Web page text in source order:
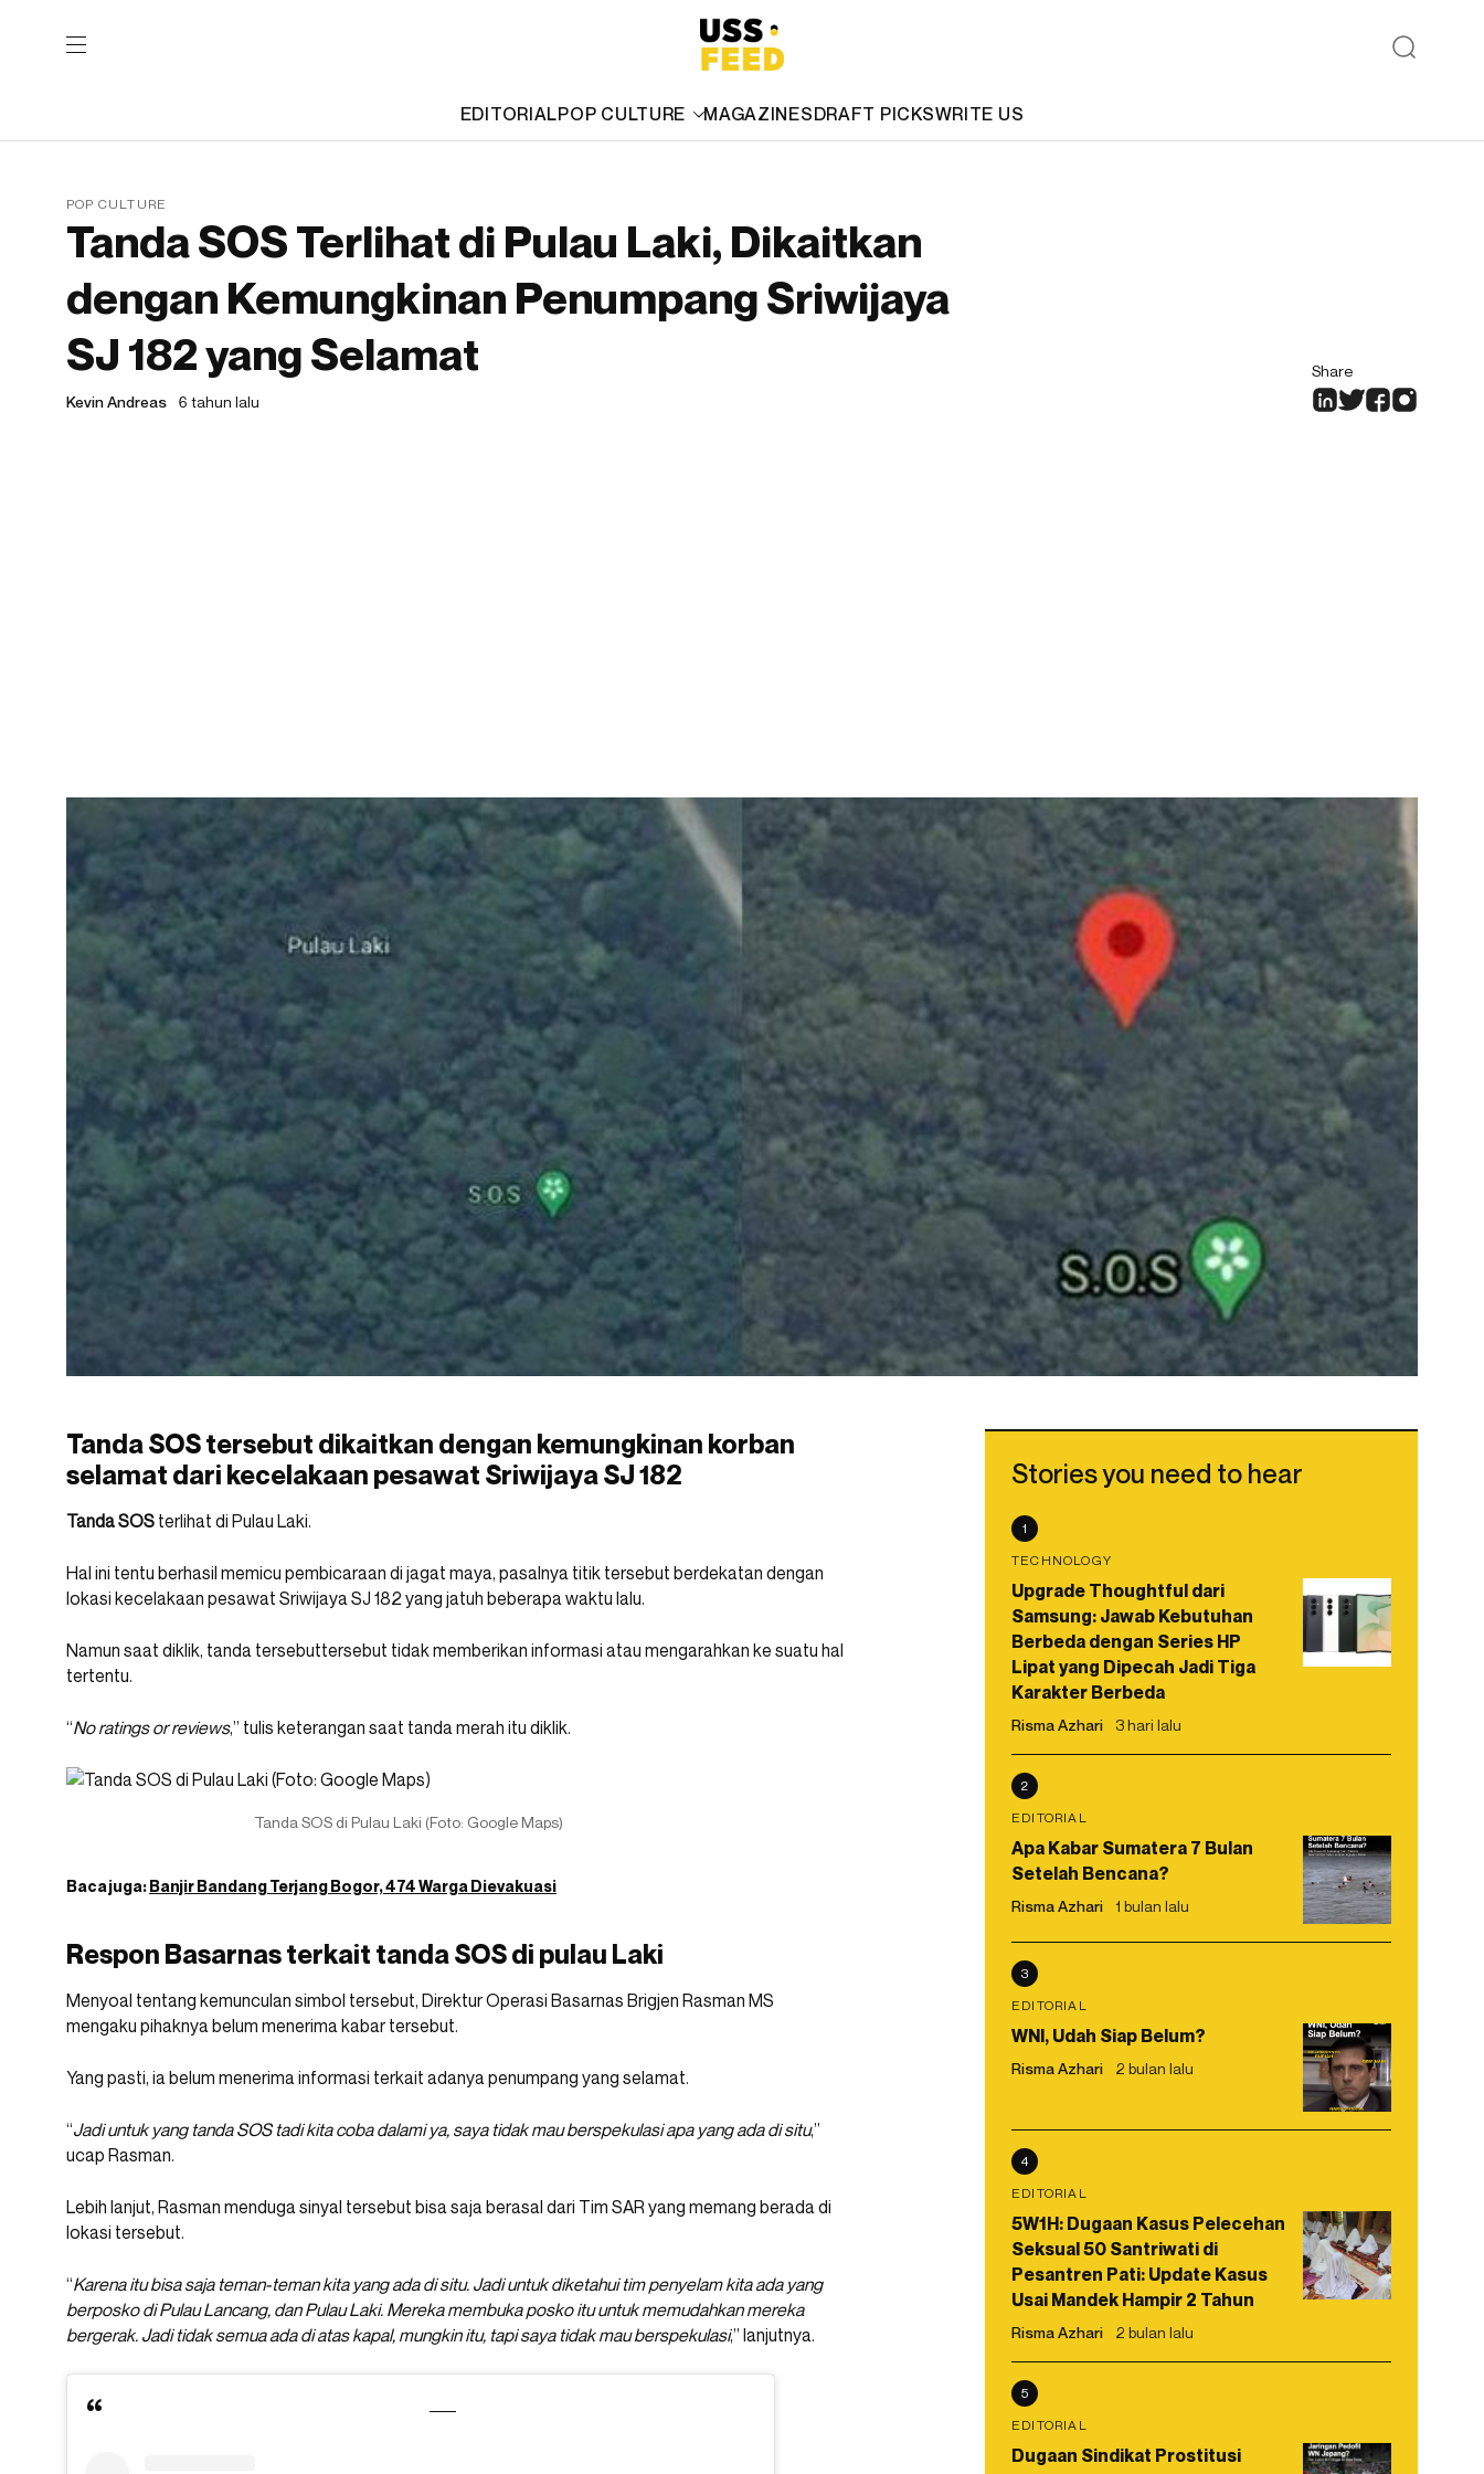
EDITORIALPOP CULTURE MAGAZINESDRAFT PICKSWRITE US
POP CULTURE
Tanda SOS Terlihat di Pulau Laki, Dikaitkan
dengan Kemungkinan Penumpang Sriwijaya
SJ 182 yang Selamat
Kevin Andreas 6 tahun lalu
Share
Tanda SOS tersebut dikaitkan dengan kemungkinan korban
selamat dari kecelakaan pesawat Sriwijaya SJ 182
Tanda SOS terlihat di Pulau Laki.
Hal ini tentu berhasil memicu pembicaraan di jagat maya, pasalnya titik tersebut berdekatan dengan
lokasi kecelakaan pesawat Sriwijaya SJ 182 yang jatuh beberapa waktu lalu.
Namun saat diklik, tanda tersebuttersebut tidak memberikan informasi atau mengarahkan ke suatu hal
tertentu.
“No ratings or reviews,” tulis keterangan saat tanda merah itu diklik.
Tanda SOS di Pulau Laki (Foto: Google Maps)
Baca juga:Banjir Bandang Terjang Bogor, 474 Warga Dievakuasi
Respon Basarnas terkait tanda SOS di pulau Laki
Menyoal tentang kemunculan simbol tersebut, Direktur Operasi Basarnas Brigjen Rasman MS
mengaku pihaknya belum menerima kabar tersebut.
Yang pasti, ia belum menerima informasi terkait adanya penumpang yang selamat.
“Jadi untuk yang tanda SOS tadi kita coba dalami ya, saya tidak mau berspekulasi apa yang ada di situ,”
ucap Rasman.
Lebih lanjut, Rasman menduga sinyal tersebut bisa saja berasal dari Tim SAR yang memang berada di
lokasi tersebut.
“Karena itu bisa saja teman-teman kita yang ada di situ. Jadi untuk diketahui tim penyelam kita ada yang
berposko di Pulau Lancang, dan Pulau Laki. Mereka membuka posko itu untuk memudahkan mereka
bergerak. Jadi tidak semua ada di atas kapal, mungkin itu, tapi saya tidak mau berspekulasi,” lanjutnya.
Stories you need to hear
1
TECHNOLOGY
Upgrade Thoughtful dari
Samsung: Jawab Kebutuhan
Berbeda dengan Series HP
Lipat yang Dipecah Jadi Tiga
Karakter Berbeda
Risma Azhari 3 hari lalu
2
EDITORIAL
Apa Kabar Sumatera 7 Bulan
Setelah Bencana?
Risma Azhari 1 bulan lalu
3
EDITORIAL
WNI, Udah Siap Belum?
Risma Azhari 2 bulan lalu
4
EDITORIAL
5W1H: Dugaan Kasus Pelecehan
Seksual 50 Santriwati di
Pesantren Pati: Update Kasus
Usai Mandek Hampir 2 Tahun
Risma Azhari 2 bulan lalu
5
EDITORIAL
Dugaan Sindikat Prostitusi